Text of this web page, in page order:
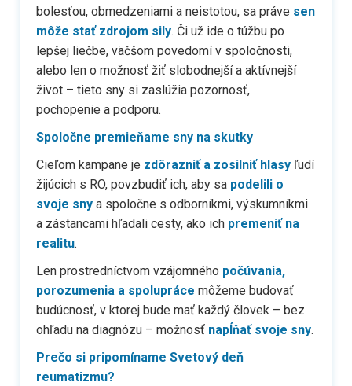
bolesťou, obmedzeniami a neistotou, sa práve sen
môže stať zdrojom sily. Či už ide o túžbu po
lepšej liečbe, väčšom povedomí v spoločnosti,
alebo len o možnosť žiť slobodnejší a aktívnejší
život – tieto sny si zaslúžia pozornosť,
pochopenie a podporu.
Spoločne premieňame sny na skutky
Cieľom kampane je zdôrazniť a zosilniť hlasy ľudí
žijúcich s RO, povzbudiť ich, aby sa podelili o
svoje sny a spoločne s odborníkmi, výskumníkmi
a zástancami hľadali cesty, ako ich premeniť na
realitu.
Len prostredníctvom vzájomného počúvania,
porozumenia a spolupráce môžeme budovať
budúcnosť, v ktorej bude mať každý človek – bez
ohľadu na diagnózu – možnosť napĺňať svoje sny.
Prečo si pripomíname Svetový deň
reumatizmu?